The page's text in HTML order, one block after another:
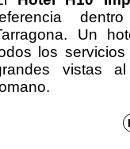
Un
los
vistas